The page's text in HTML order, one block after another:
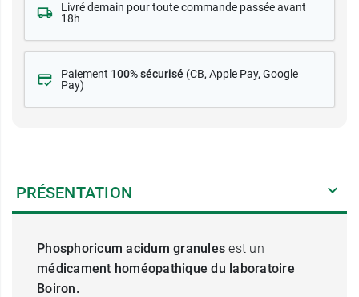
Livré demain pour toute commande passée avant
18h
Paiement 100% sécurisé (CB, Apple Pay, Google
Pay)
PRÉSENTATION
Phosphoricum acidum granulesest un
médicament homéopathique du laboratoire
Boiron.